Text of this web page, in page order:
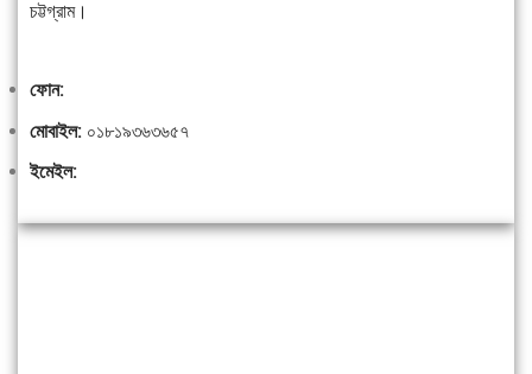
চট্টগ্রাম।
ফোন:
মোবাইল: ০১৮১৯৩৬৩৬৫৭
ইমেইল: